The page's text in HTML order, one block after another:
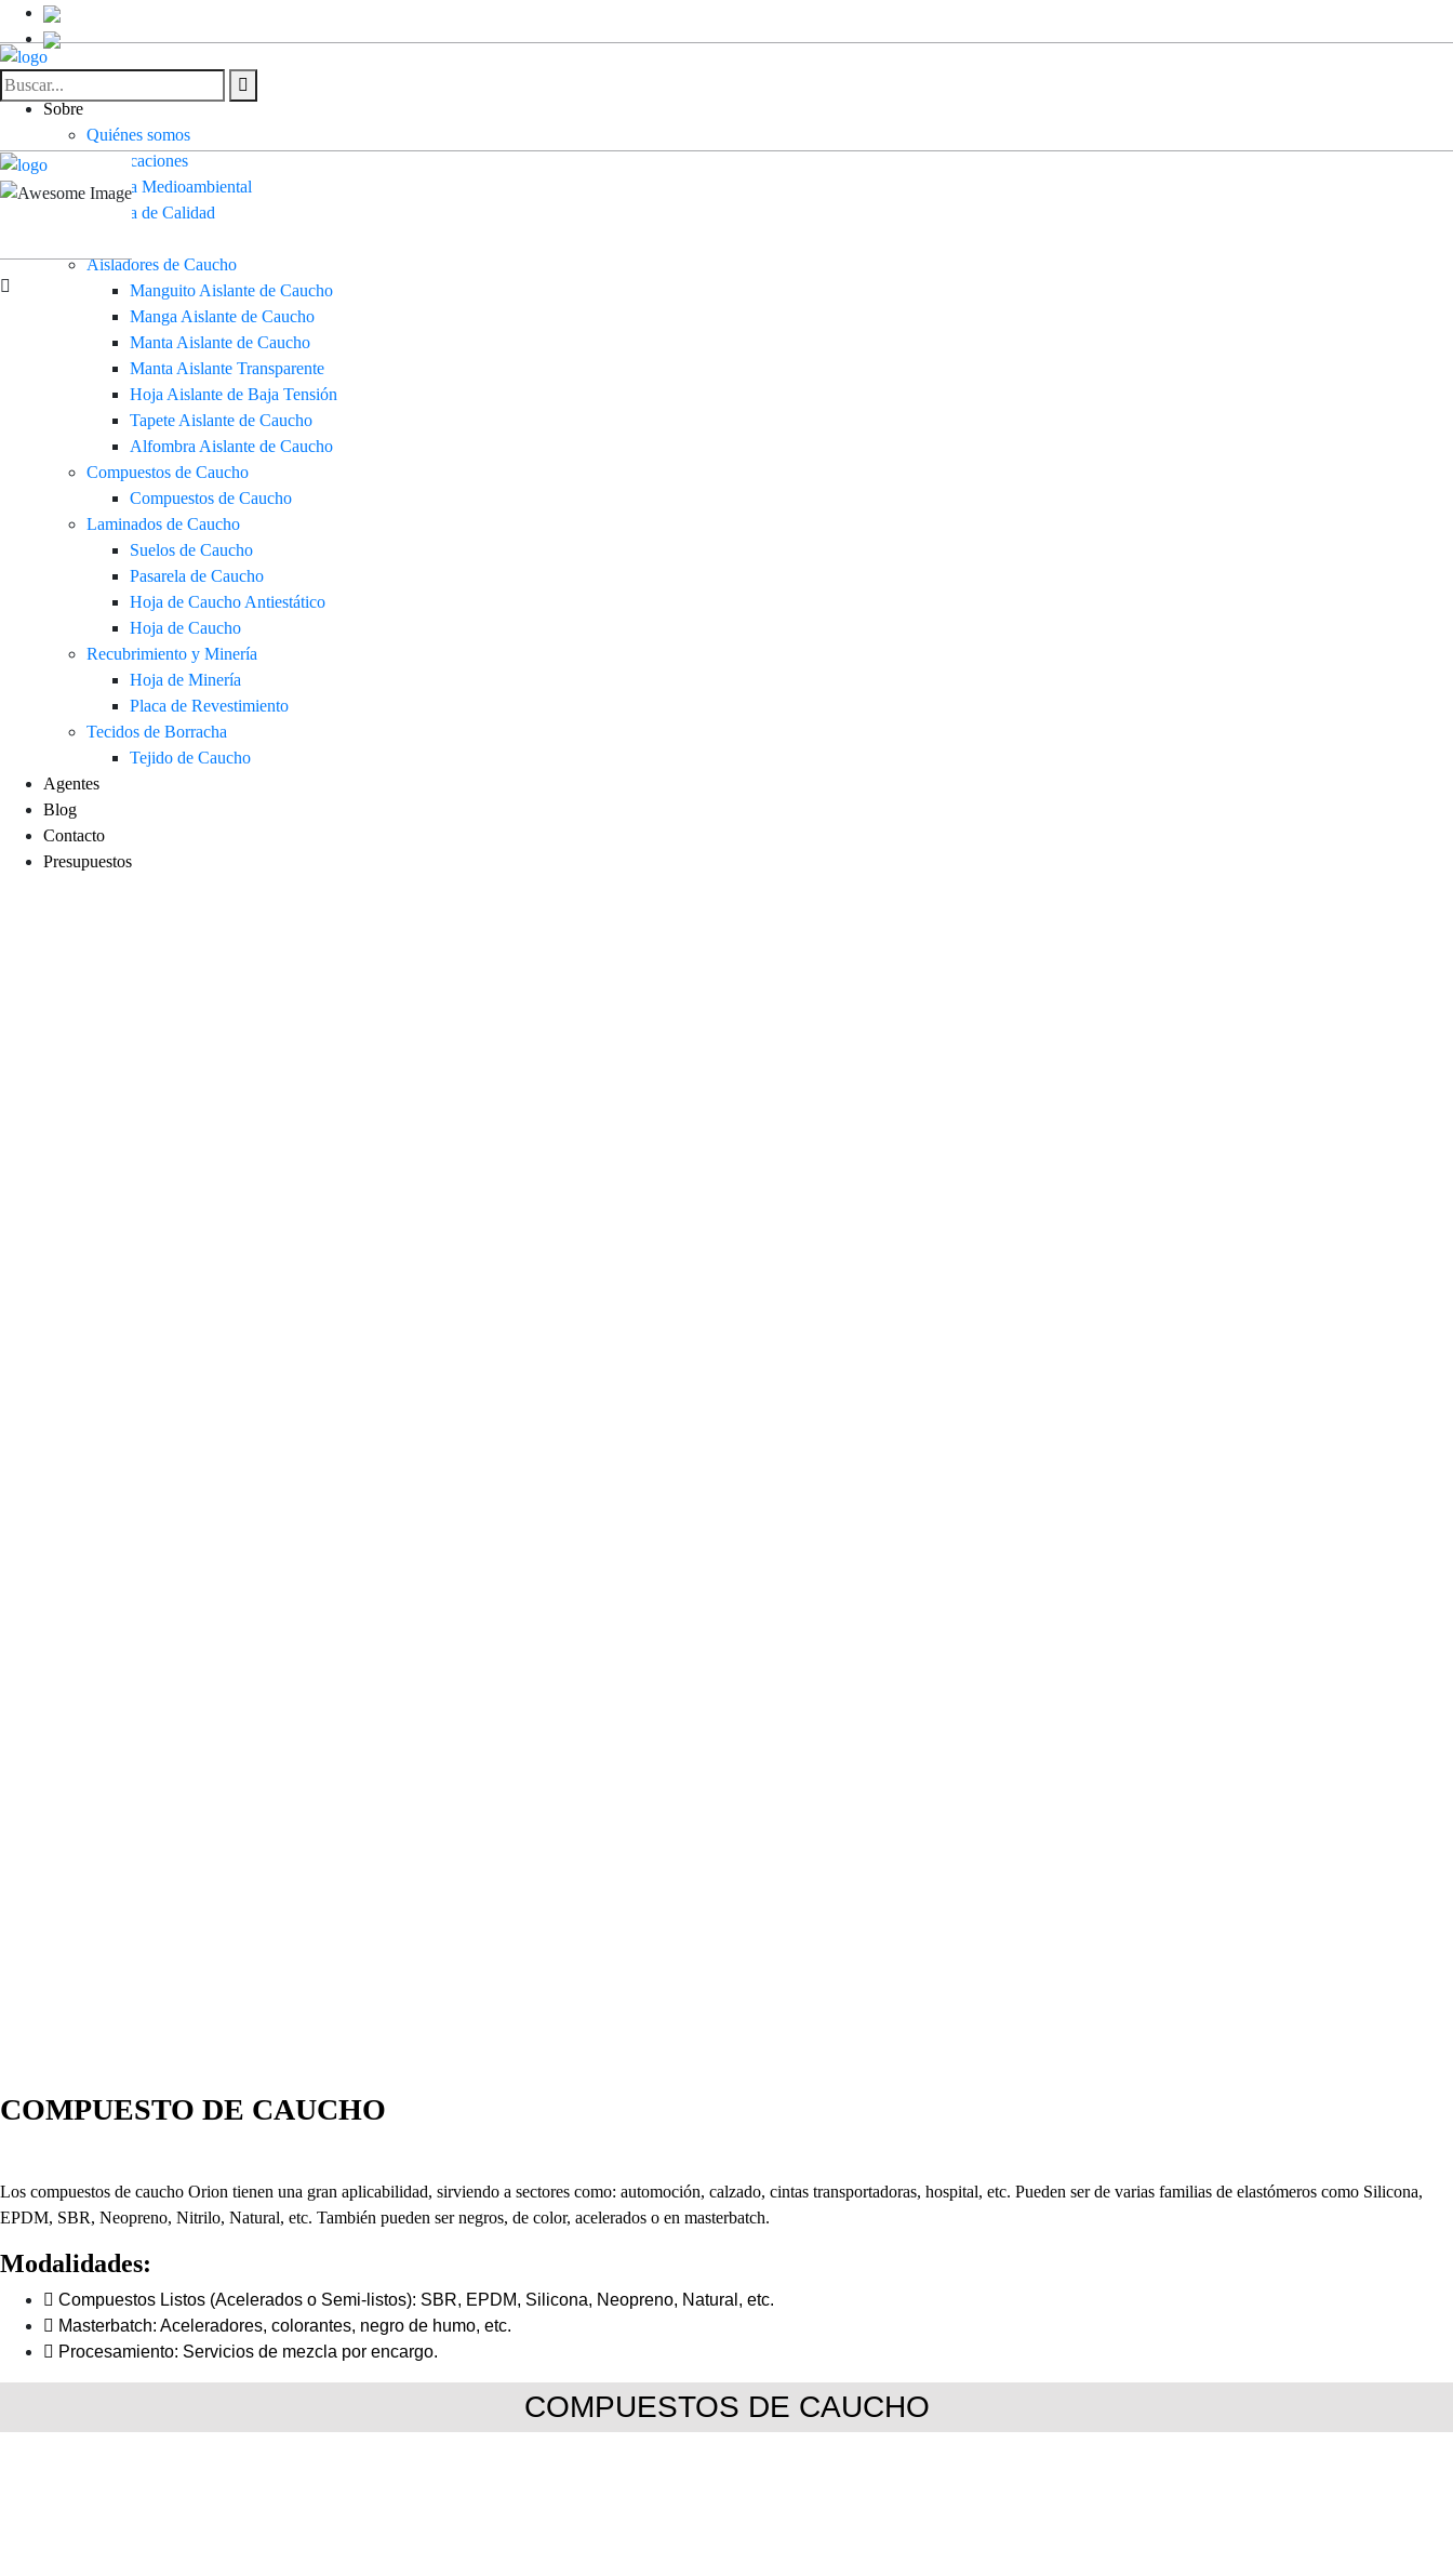
Sobre
Quiénes somos
Certificaciones
Política Medioambiental
Política de Calidad
Aisladores de Caucho
Manguito Aislante de Caucho
Manga Aislante de Caucho
Manta Aislante de Caucho
Manta Aislante Transparente
Hoja Aislante de Baja Tensión
Tapete Aislante de Caucho
Alfombra Aislante de Caucho
Compuestos de Caucho
Compuestos de Caucho
Laminados de Caucho
Suelos de Caucho
Pasarela de Caucho
Hoja de Caucho Antiestático
Hoja de Caucho
Recubrimiento y Minería
Hoja de Minería
Placa de Revestimiento
Tecidos de Borracha
Tejido de Caucho
Agentes
Blog
Contacto
Presupuestos
COMPUESTO DE CAUCHO
Los compuestos de caucho Orion tienen una gran aplicabilidad, sirviendo a sectores como: automoción, calzado, cintas transportadoras, hospital, etc. Pueden ser de varias familias de elastómeros como Silicona,
EPDM, SBR, Neopreno, Nitrilo, Natural, etc. También pueden ser negros, de color, acelerados o en masterbatch.
Modalidades:
Compuestos Listos (Acelerados o Semi-listos): SBR, EPDM, Silicona, Neopreno, Natural, etc.
Masterbatch: Aceleradores, colorantes, negro de humo, etc.
Procesamiento: Servicios de mezcla por encargo.
COMPUESTOS DE CAUCHO